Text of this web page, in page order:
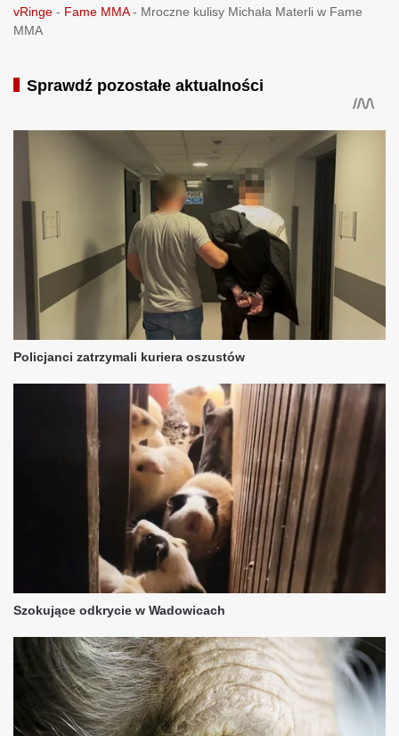
vRinge - Fame MMA- Mroczne kulisy Michała Materli w Fame
MMA
Sprawdź pozostałe aktualności